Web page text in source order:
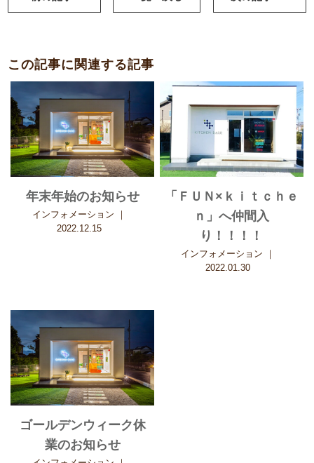
この記事に関連する記事
年末年始のお知らせ
インフォメーション
｜
2022.12.15
「ＦＵＮ×ｋｉｔｃｈｅ
ｎ」へ仲間入
り！！！！
インフォメーション
｜
2022.01.30
ゴールデンウィーク休
業のお知らせ